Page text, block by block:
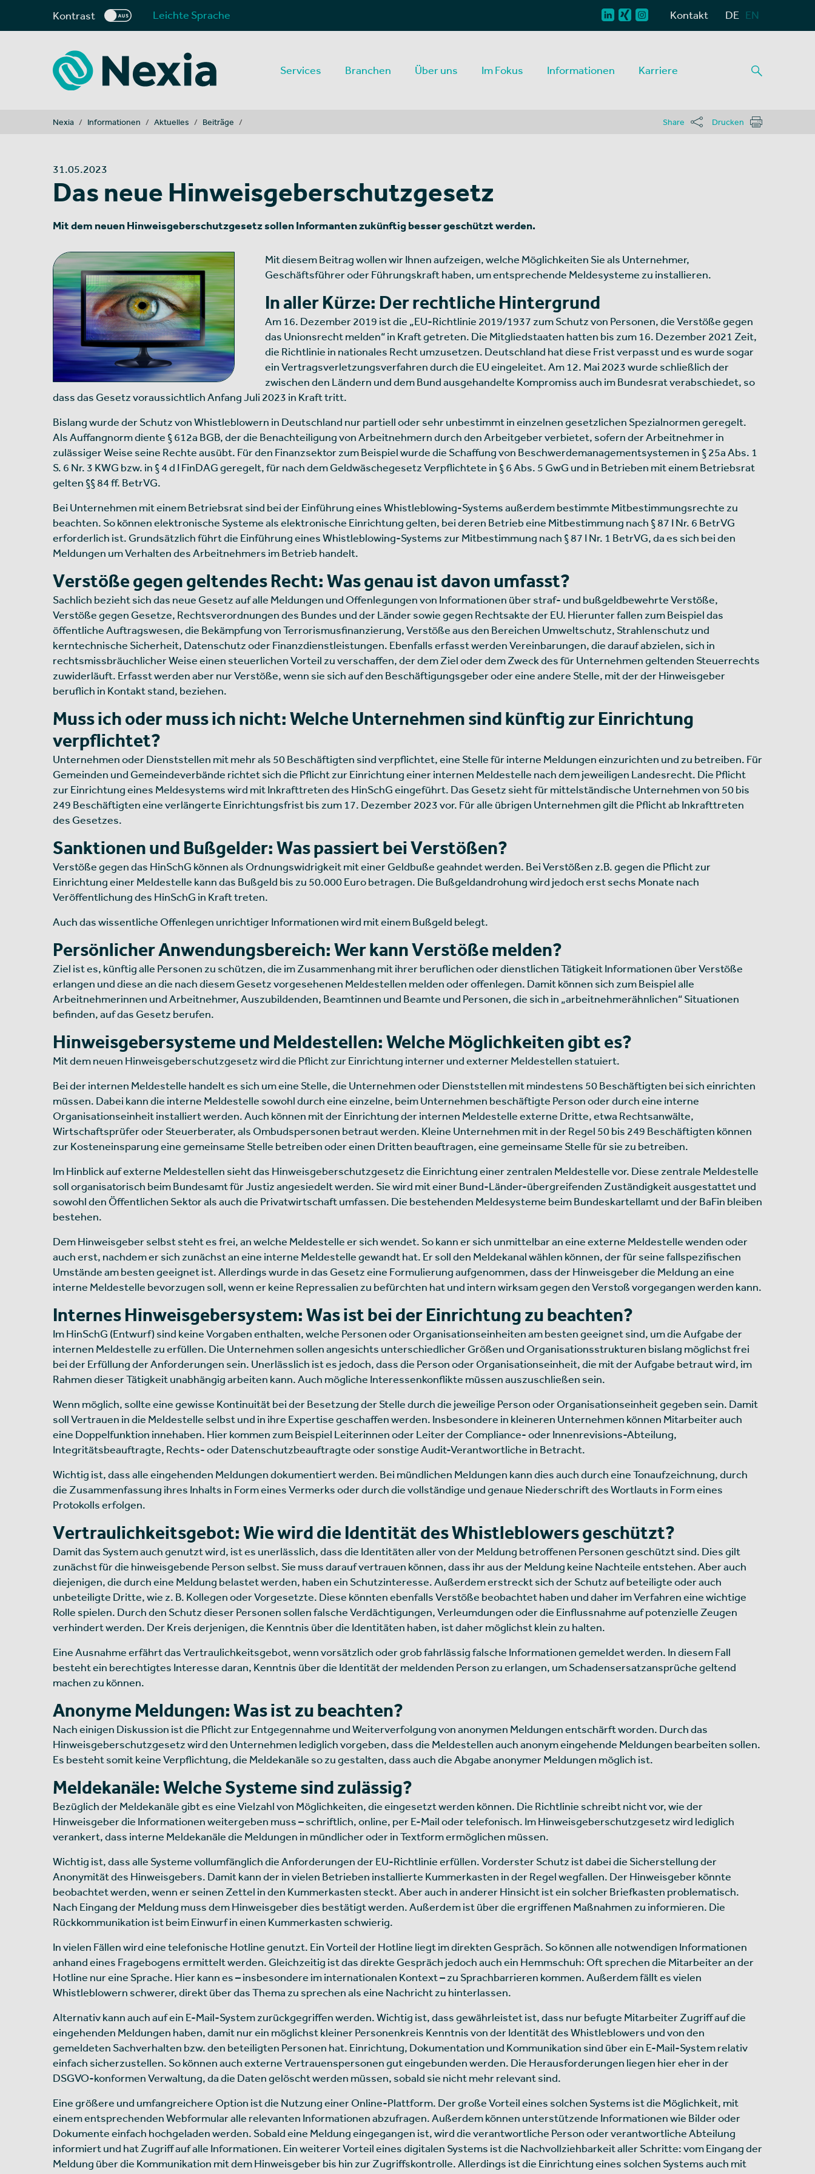
Kontrast Leichte Sprache Kontakt DE EN
Services Branchen Über uns Im Fokus Informationen Karriere
You are here:
Nexia Informationen Aktuelles Beiträge Drucken
Share
31.05.2023
Das neue Hinweisgeberschutzgesetz
Mit dem neuen Hinweisgeberschutzgesetz sollen Informanten zukünftig besser geschützt werden.
Mit diesem Beitrag wollen wir Ihnen aufzeigen, welche Möglichkeiten Sie als Unternehmer,
Geschäftsführer oder Führungskraft haben, um entsprechende Meldesysteme zu installieren.
In aller Kürze: Der rechtliche Hintergrund
Am 16. Dezember 2019 ist die „EU-Richtlinie 2019/1937 zum Schutz von Personen, die Verstöße gegen
das Unionsrecht melden“ in Kraft getreten. Die Mitgliedstaaten hatten bis zum 16. Dezember 2021 Zeit,
die Richtlinie in nationales Recht umzusetzen. Deutschland hat diese Frist verpasst und es wurde sogar
ein Vertragsverletzungsverfahren durch die EU eingeleitet. Am 12. Mai 2023 wurde schließlich der
zwischen den Ländern und dem Bund ausgehandelte Kompromiss auch im Bundesrat verabschiedet, so
dass das Gesetz voraussichtlich Anfang Juli 2023 in Kraft tritt.
Bislang wurde der Schutz von Whistleblowern in Deutschland nur partiell oder sehr unbestimmt in einzelnen gesetzlichen Spezialnormen geregelt.
Als Auffangnorm diente § 612a BGB, der die Benachteiligung von Arbeitnehmern durch den Arbeitgeber verbietet, sofern der Arbeitnehmer in
zulässiger Weise seine Rechte ausübt. Für den Finanzsektor zum Beispiel wurde die Schaffung von Beschwerdemanagementsystemen in § 25a Abs. 1
S. 6 Nr. 3 KWG bzw. in § 4 d I FinDAG geregelt, für nach dem Geldwäschegesetz Verpflichtete in § 6 Abs. 5 GwG und in Betrieben mit einem Betriebsrat
gelten §§ 84 ff. BetrVG.
Bei Unternehmen mit einem Betriebsrat sind bei der Einführung eines Whistleblowing-Systems außerdem bestimmte Mitbestimmungsrechte zu
beachten. So können elektronische Systeme als elektronische Einrichtung gelten, bei deren Betrieb eine Mitbestimmung nach § 87 I Nr. 6 BetrVG
erforderlich ist. Grundsätzlich führt die Einführung eines Whistleblowing-Systems zur Mitbestimmung nach § 87 I Nr. 1 BetrVG, da es sich bei den
Meldungen um Verhalten des Arbeitnehmers im Betrieb handelt.
Verstöße gegen geltendes Recht: Was genau ist davon umfasst?
Sachlich bezieht sich das neue Gesetz auf alle Meldungen und Offenlegungen von Informationen über straf- und bußgeldbewehrte Verstöße,
Verstöße gegen Gesetze, Rechtsverordnungen des Bundes und der Länder sowie gegen Rechtsakte der EU. Hierunter fallen zum Beispiel das
öffentliche Auftragswesen, die Bekämpfung von Terrorismusfinanzierung, Verstöße aus den Bereichen Umweltschutz, Strahlenschutz und
kerntechnische Sicherheit, Datenschutz oder Finanzdienstleistungen. Ebenfalls erfasst werden Vereinbarungen, die darauf abzielen, sich in
rechtsmissbräuchlicher Weise einen steuerlichen Vorteil zu verschaffen, der dem Ziel oder dem Zweck des für Unternehmen geltenden Steuerrechts
zuwiderläuft. Erfasst werden aber nur Verstöße, wenn sie sich auf den Beschäftigungsgeber oder eine andere Stelle, mit der der Hinweisgeber
beruflich in Kontakt stand, beziehen.
Muss ich oder muss ich nicht: Welche Unternehmen sind künftig zur Einrichtung
verpflichtet?
Unternehmen oder Dienststellen mit mehr als 50 Beschäftigten sind verpflichtet, eine Stelle für interne Meldungen einzurichten und zu betreiben. Für
Gemeinden und Gemeindeverbände richtet sich die Pflicht zur Einrichtung einer internen Meldestelle nach dem jeweiligen Landesrecht. Die Pflicht
zur Einrichtung eines Meldesystems wird mit Inkrafttreten des HinSchG eingeführt. Das Gesetz sieht für mittelständische Unternehmen von 50 bis
249 Beschäftigten eine verlängerte Einrichtungsfrist bis zum 17. Dezember 2023 vor. Für alle übrigen Unternehmen gilt die Pflicht ab Inkrafttreten
des Gesetzes.
Sanktionen und Bußgelder: Was passiert bei Verstößen?
Verstöße gegen das HinSchG können als Ordnungswidrigkeit mit einer Geldbuße geahndet werden. Bei Verstößen z.B. gegen die Pflicht zur
Einrichtung einer Meldestelle kann das Bußgeld bis zu 50.000 Euro betragen. Die Bußgeldandrohung wird jedoch erst sechs Monate nach
Veröffentlichung des HinSchG in Kraft treten.
Auch das wissentliche Offenlegen unrichtiger Informationen wird mit einem Bußgeld belegt.
Persönlicher Anwendungsbereich: Wer kann Verstöße melden?
Ziel ist es, künftig alle Personen zu schützen, die im Zusammenhang mit ihrer beruflichen oder dienstlichen Tätigkeit Informationen über Verstöße
erlangen und diese an die nach diesem Gesetz vorgesehenen Meldestellen melden oder offenlegen. Damit können sich zum Beispiel alle
Arbeitnehmerinnen und Arbeitnehmer, Auszubildenden, Beamtinnen und Beamte und Personen, die sich in „arbeitnehmerähnlichen“ Situationen
befinden, auf das Gesetz berufen.
Hinweisgebersysteme und Meldestellen: Welche Möglichkeiten gibt es?
Mit dem neuen Hinweisgeberschutzgesetz wird die Pflicht zur Einrichtung interner und externer Meldestellen statuiert.
Bei der internen Meldestelle handelt es sich um eine Stelle, die Unternehmen oder Dienststellen mit mindestens 50 Beschäftigten bei sich einrichten
müssen. Dabei kann die interne Meldestelle sowohl durch eine einzelne, beim Unternehmen beschäftigte Person oder durch eine interne
Organisationseinheit installiert werden. Auch können mit der Einrichtung der internen Meldestelle externe Dritte, etwa Rechtsanwälte,
Wirtschaftsprüfer oder Steuerberater, als Ombudspersonen betraut werden. Kleine Unternehmen mit in der Regel 50 bis 249 Beschäftigten können
zur Kosteneinsparung eine gemeinsame Stelle betreiben oder einen Dritten beauftragen, eine gemeinsame Stelle für sie zu betreiben.
Im Hinblick auf externe Meldestellen sieht das Hinweisgeberschutzgesetz die Einrichtung einer zentralen Meldestelle vor. Diese zentrale Meldestelle
soll organisatorisch beim Bundesamt für Justiz angesiedelt werden. Sie wird mit einer Bund-Länder-übergreifenden Zuständigkeit ausgestattet und
sowohl den Öffentlichen Sektor als auch die Privatwirtschaft umfassen. Die bestehenden Meldesysteme beim Bundeskartellamt und der BaFin bleiben
bestehen.
Dem Hinweisgeber selbst steht es frei, an welche Meldestelle er sich wendet. So kann er sich unmittelbar an eine externe Meldestelle wenden oder
auch erst, nachdem er sich zunächst an eine interne Meldestelle gewandt hat. Er soll den Meldekanal wählen können, der für seine fallspezifischen
Umstände am besten geeignet ist. Allerdings wurde in das Gesetz eine Formulierung aufgenommen, dass der Hinweisgeber die Meldung an eine
interne Meldestelle bevorzugen soll, wenn er keine Repressalien zu befürchten hat und intern wirksam gegen den Verstoß vorgegangen werden kann.
Internes Hinweisgebersystem: Was ist bei der Einrichtung zu beachten?
Im HinSchG (Entwurf) sind keine Vorgaben enthalten, welche Personen oder Organisationseinheiten am besten geeignet sind, um die Aufgabe der
internen Meldestelle zu erfüllen. Die Unternehmen sollen angesichts unterschiedlicher Größen und Organisationsstrukturen bislang möglichst frei
bei der Erfüllung der Anforderungen sein. Unerlässlich ist es jedoch, dass die Person oder Organisationseinheit, die mit der Aufgabe betraut wird, im
Rahmen dieser Tätigkeit unabhängig arbeiten kann. Auch mögliche Interessenkonflikte müssen auszuschließen sein.
Wenn möglich, sollte eine gewisse Kontinuität bei der Besetzung der Stelle durch die jeweilige Person oder Organisationseinheit gegeben sein. Damit
soll Vertrauen in die Meldestelle selbst und in ihre Expertise geschaffen werden. Insbesondere in kleineren Unternehmen können Mitarbeiter auch
eine Doppelfunktion innehaben. Hier kommen zum Beispiel Leiterinnen oder Leiter der Compliance- oder Innenrevisions-Abteilung,
Integritätsbeauftragte, Rechts- oder Datenschutzbeauftragte oder sonstige Audit-Verantwortliche in Betracht.
Wichtig ist, dass alle eingehenden Meldungen dokumentiert werden. Bei mündlichen Meldungen kann dies auch durch eine Tonaufzeichnung, durch
die Zusammenfassung ihres Inhalts in Form eines Vermerks oder durch die vollständige und genaue Niederschrift des Wortlauts in Form eines
Protokolls erfolgen.
Vertraulichkeitsgebot: Wie wird die Identität des Whistleblowers geschützt?
Damit das System auch genutzt wird, ist es unerlässlich, dass die Identitäten aller von der Meldung betroffenen Personen geschützt sind. Dies gilt
zunächst für die hinweisgebende Person selbst. Sie muss darauf vertrauen können, dass ihr aus der Meldung keine Nachteile entstehen. Aber auch
diejenigen, die durch eine Meldung belastet werden, haben ein Schutzinteresse. Außerdem erstreckt sich der Schutz auf beteiligte oder auch
unbeteiligte Dritte, wie z. B. Kollegen oder Vorgesetzte. Diese könnten ebenfalls Verstöße beobachtet haben und daher im Verfahren eine wichtige
Rolle spielen. Durch den Schutz dieser Personen sollen falsche Verdächtigungen, Verleumdungen oder die Einflussnahme auf potenzielle Zeugen
verhindert werden. Der Kreis derjenigen, die Kenntnis über die Identitäten haben, ist daher möglichst klein zu halten.
Eine Ausnahme erfährt das Vertraulichkeitsgebot, wenn vorsätzlich oder grob fahrlässig falsche Informationen gemeldet werden. In diesem Fall
besteht ein berechtigtes Interesse daran, Kenntnis über die Identität der meldenden Person zu erlangen, um Schadensersatzansprüche geltend
machen zu können.
Anonyme Meldungen: Was ist zu beachten?
Nach einigen Diskussion ist die Pflicht zur Entgegennahme und Weiterverfolgung von anonymen Meldungen entschärft worden. Durch das
Hinweisgeberschutzgesetz wird den Unternehmen lediglich vorgeben, dass die Meldestellen auch anonym eingehende Meldungen bearbeiten sollen.
Es besteht somit keine Verpflichtung, die Meldekanäle so zu gestalten, dass auch die Abgabe anonymer Meldungen möglich ist.
Meldekanäle: Welche Systeme sind zulässig?
Bezüglich der Meldekanäle gibt es eine Vielzahl von Möglichkeiten, die eingesetzt werden können. Die Richtlinie schreibt nicht vor, wie der
Hinweisgeber die Informationen weitergeben muss – schriftlich, online, per E-Mail oder telefonisch. Im Hinweisgeberschutzgesetz wird lediglich
verankert, dass interne Meldekanäle die Meldungen in mündlicher oder in Textform ermöglichen müssen.
Wichtig ist, dass alle Systeme vollumfänglich die Anforderungen der EU-Richtlinie erfüllen. Vorderster Schutz ist dabei die Sicherstellung der
Anonymität des Hinweisgebers. Damit kann der in vielen Betrieben installierte Kummerkasten in der Regel wegfallen. Der Hinweisgeber könnte
beobachtet werden, wenn er seinen Zettel in den Kummerkasten steckt. Aber auch in anderer Hinsicht ist ein solcher Briefkasten problematisch.
Nach Eingang der Meldung muss dem Hinweisgeber dies bestätigt werden. Außerdem ist über die ergriffenen Maßnahmen zu informieren. Die
Rückkommunikation ist beim Einwurf in einen Kummerkasten schwierig.
In vielen Fällen wird eine telefonische Hotline genutzt. Ein Vorteil der Hotline liegt im direkten Gespräch. So können alle notwendigen Informationen
anhand eines Fragebogens ermittelt werden. Gleichzeitig ist das direkte Gespräch jedoch auch ein Hemmschuh: Oft sprechen die Mitarbeiter an der
Hotline nur eine Sprache. Hier kann es – insbesondere im internationalen Kontext – zu Sprachbarrieren kommen. Außerdem fällt es vielen
Whistleblowern schwerer, direkt über das Thema zu sprechen als eine Nachricht zu hinterlassen.
Alternativ kann auch auf ein E-Mail-System zurückgegriffen werden. Wichtig ist, dass gewährleistet ist, dass nur befugte Mitarbeiter Zugriff auf die
eingehenden Meldungen haben, damit nur ein möglichst kleiner Personenkreis Kenntnis von der Identität des Whistleblowers und von den
gemeldeten Sachverhalten bzw. den beteiligten Personen hat. Einrichtung, Dokumentation und Kommunikation sind über ein E-Mail-System relativ
einfach sicherzustellen. So können auch externe Vertrauenspersonen gut eingebunden werden. Die Herausforderungen liegen hier eher in der
DSGVO-konformen Verwaltung, da die Daten gelöscht werden müssen, sobald sie nicht mehr relevant sind.
Eine größere und umfangreichere Option ist die Nutzung einer Online-Plattform. Der große Vorteil eines solchen Systems ist die Möglichkeit, mit
einem entsprechenden Webformular alle relevanten Informationen abzufragen. Außerdem können unterstützende Informationen wie Bilder oder
Dokumente einfach hochgeladen werden. Sobald eine Meldung eingegangen ist, wird die verantwortliche Person oder verantwortliche Abteilung
informiert und hat Zugriff auf alle Informationen. Ein weiterer Vorteil eines digitalen Systems ist die Nachvollziehbarkeit aller Schritte: vom Eingang der
Meldung über die Kommunikation mit dem Hinweisgeber bis hin zur Zugriffskontrolle. Allerdings ist die Einrichtung eines solchen Systems auch mit